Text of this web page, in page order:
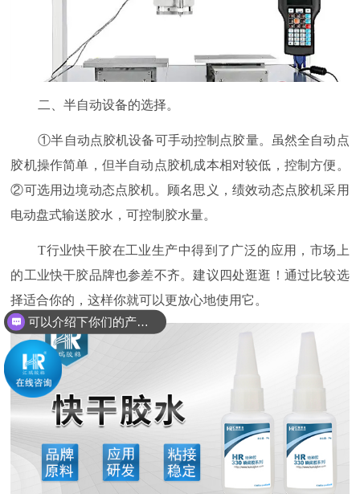
二、半自动设备的选择。
①半自动点胶机设备可手动控制点胶量。虽然全自动点
胶机操作简单，但半自动点胶机成本相对较低，控制方便。
②可选用边境动态点胶机。顾名思义，绩效动态点胶机采用
电动盘式输送胶水，可控制胶水量。
T行业快干胶在工业生产中得到了广泛的应用，市场上
的工业快干胶品牌也参差不齐。建议四处逛逛！通过比较选
择适合你的，这样你就可以更放心地使用它。
可以介绍下你们的产品么？